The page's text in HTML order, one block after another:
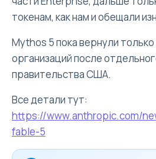
токенам, как нам и обещали
Mythos 5 пока вернули
организаций после
правительства США.
Все детали тут:
https://www.anthropic.com/
fable-5